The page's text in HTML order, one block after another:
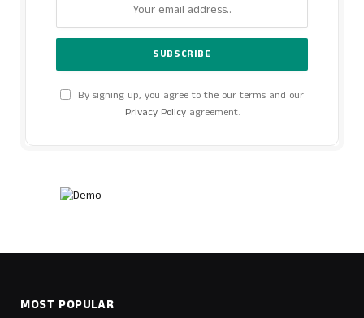
By signing up, you agree to the our terms and our
Privacy Policyagreement.
MOST POPULAR